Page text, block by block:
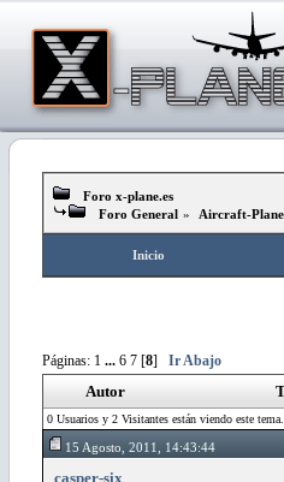
Foro x-plane.es
Foro General » Aircraft-
Inicio
Páginas: 1 ... 6 7 [8] Ir Abajo
Autor
0 Usuarios y 2 Visitantes están viendo este tema.
15 Agosto, 2011, 14:43:44
casper-six